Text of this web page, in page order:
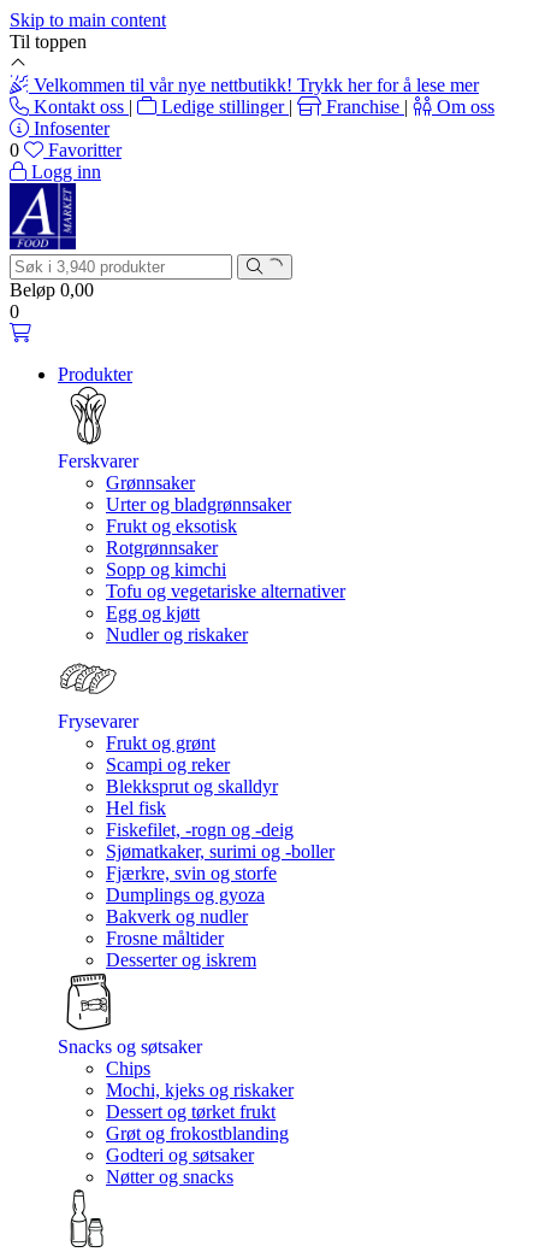
Skip to main content
Til toppen
Velkommen til vår nye nettbutikk! Trykk her for å lese mer
Kontakt oss | Ledige stillinger | Franchise |
Om oss
Infosenter
0
Favoritter
Logg inn
Beløp 0,00
0
Produkter
Ferskvarer
Grønnsaker
Urter og bladgrønnsaker
Frukt og eksotisk
Rotgrønnsaker
Sopp og kimchi
Tofu og vegetariske alternativer
Egg og kjøtt
Nudler og riskaker
Frysevarer
Frukt og grønt
Scampi og reker
Blekksprut og skalldyr
Hel fisk
Fiskefilet, -rogn og -deig
Sjømatkaker, surimi og -boller
Fjærkre, svin og storfe
Dumplings og gyoza
Bakverk og nudler
Frosne måltider
Desserter og iskrem
Snacks og søtsaker
Chips
Mochi, kjeks og riskaker
Dessert og tørket frukt
Grøt og frokostblanding
Godteri og søtsaker
Nøtter og snacks